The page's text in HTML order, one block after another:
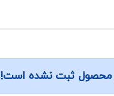
محصول ثبت نشده است!